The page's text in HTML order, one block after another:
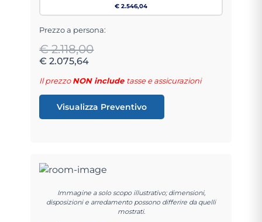
€ 2.546,04
Prezzo a persona:
€ 2.118,00
€ 2.075,64
Il prezzoNON include tasse e assicurazioni
Visualizza Preventivo
Immagine a solo scopo illustrativo; dimensioni,
disposizioni e arredamento possono differire da quelli
mostrati.